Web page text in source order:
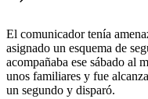
El comunicador tenía
asignado un esquema de
acompañaba ese sábado al
unos familiares y fue
un segundo y disparó.